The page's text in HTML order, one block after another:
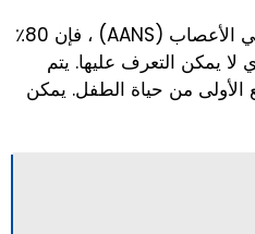
وفقًا للجمعية الأمريكية لجراحي الأعصاب (AANS) ، فإن 80٪
يمكن التعرف عليها. يتم
من حياة الطفل. يمكن